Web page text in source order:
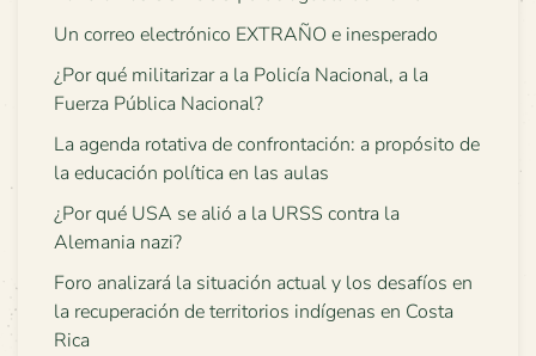
Un correo electrónico EXTRAÑO e inesperado
¿Por qué militarizar a la Policía Nacional, a la
Fuerza Pública Nacional?
La agenda rotativa de confrontación: a propósito de
la educación política en las aulas
¿Por qué USA se alió a la URSS contra la
Alemania nazi?
Foro analizará la situación actual y los desafíos en
la recuperación de territorios indígenas en Costa
Rica